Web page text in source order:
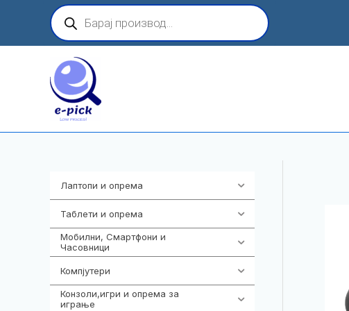
content
Products
search
Лаптопи и опрема
Таблети и опрема
Мобилни, Смартфони и
Часовници
Компјутери
Конзоли,игри и опрема за
играње